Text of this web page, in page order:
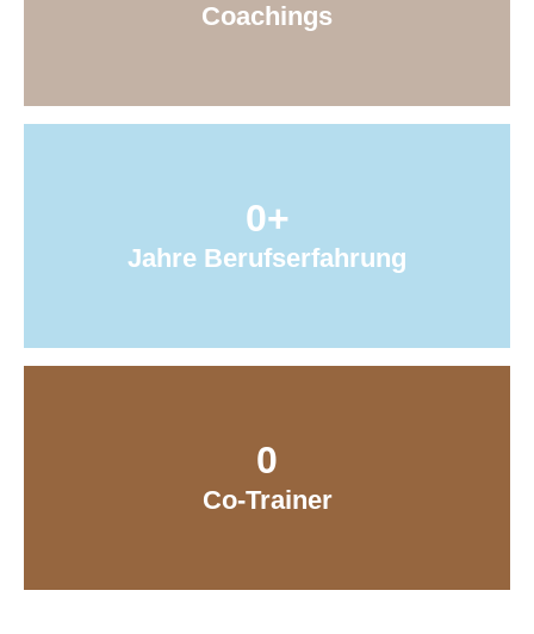
Coachings
Jahre Berufserfahrung
0+
Co-Trainer
0